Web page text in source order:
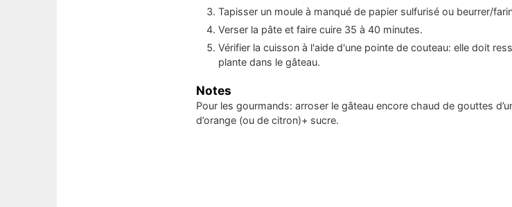
Tapisser un moule à manqué de papier sulfurisé ou beurrer/
Verser la pâte et faire cuire 35 à 40 minutes.
Vérifier la cuisson à l'aide d'une pointe de couteau: elle doit
plante dans le gâteau.
Notes
Pour les gourmands: arroser le gâteau encore chaud de gouttes
d’orange (ou de citron)+ sucre.